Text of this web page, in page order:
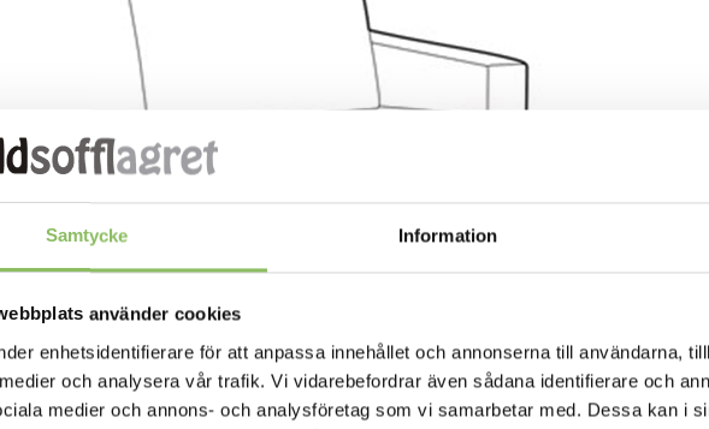
Samtycke Information
använder cookies
enhetsidentifierare för att anpassa innehållet och annonserna till användarna,
och analysera vår trafik. Vi vidarebefordrar även sådana identifierare och
medier och annons- och analysföretag som vi samarbetar med. Dessa kan i